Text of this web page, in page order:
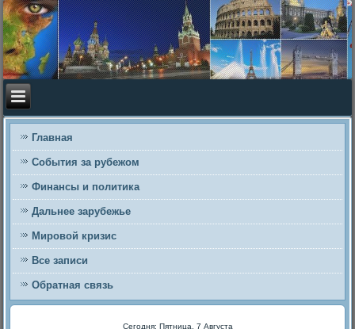
Главная
События за рубежом
Финансы и политика
Дальнее зарубежье
Мировой кризис
Все записи
Обратная связь
Сегодня: Пятница, 7 Августа